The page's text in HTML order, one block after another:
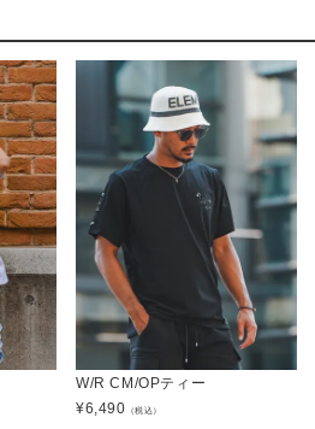
W/R CM/OPティー
¥6,490 （税込）